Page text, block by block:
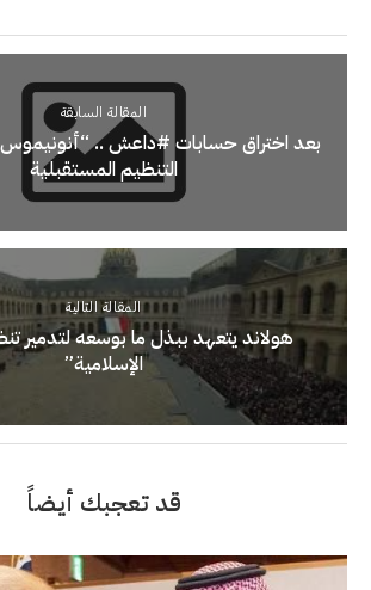
المقالة السابقة
بعد اختراق حسابات ‫#‏داعش‬ ..
التنظيم المستقبلية
المقالة التالية
هولاند يتعهد ببذل ما بوسعه لتدمير
الإسلامية”
قد تعجبك أيضاً